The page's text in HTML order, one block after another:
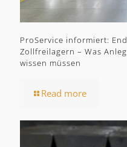
ProService informiert:
Zollfreilagern – Was
wissen müssen
Read more